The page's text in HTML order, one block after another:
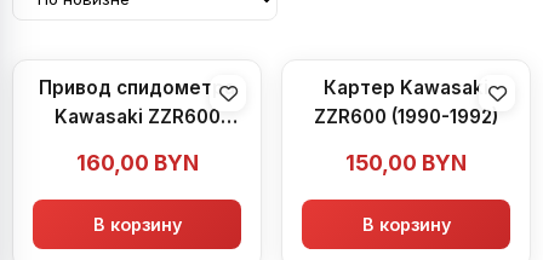
Привод спидометра
Kawasaki ZZR600
160,00 BYN
В корзину
Картер Kawasaki
ZZR600 (1990-1992)
150,00 BYN
В корзину